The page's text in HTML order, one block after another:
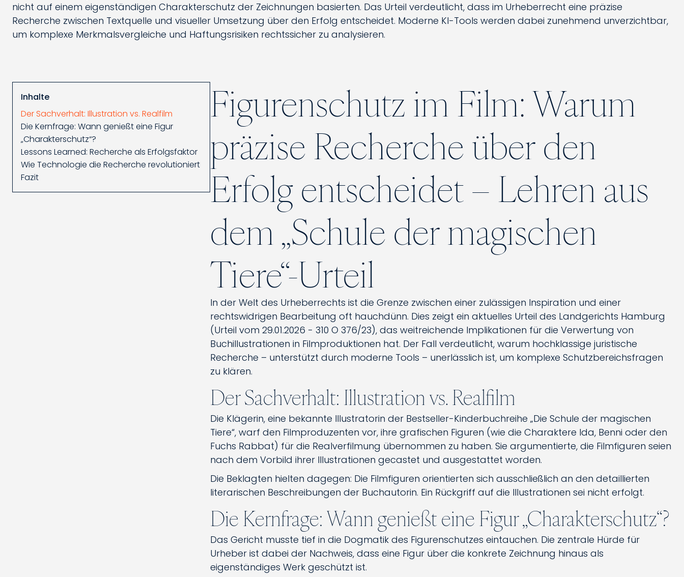
nicht auf einem eigenständigen Charakterschutz der Zeichnungen basierten. Das Urteil verdeutlicht, dass im Urheberrecht eine präzise
Recherche zwischen Textquelle und visueller Umsetzung über den Erfolg entscheidet. Moderne KI-Tools werden dabei zunehmend unverzichtbar,
um komplexe Merkmalsvergleiche und Haftungsrisiken rechtssicher zu analysieren.
Inhalte
Der Sachverhalt: Illustration vs. Realfilm
Die Kernfrage: Wann genießt eine Figur
„Charakterschutz“?
Lessons Learned: Recherche als Erfolgsfaktor
Wie Technologie die Recherche revolutioniert
Fazit
Figurenschutz im Film: Warum
präzise Recherche über den
Erfolg entscheidet – Lehren aus
dem „Schule der magischen
Tiere“-Urteil
In der Welt des Urheberrechts ist die Grenze zwischen einer zulässigen Inspiration und einer
rechtswidrigen Bearbeitung oft hauchdünn. Dies zeigt ein aktuelles Urteil des Landgerichts Hamburg
(Urteil vom 29.01.2026 - 310 O 376/23), das weitreichende Implikationen für die Verwertung von
Buchillustrationen in Filmproduktionen hat. Der Fall verdeutlicht, warum hochklassige juristische
Recherche – unterstützt durch moderne Tools – unerlässlich ist, um komplexe Schutzbereichsfragen
zu klären.
Der Sachverhalt: Illustration vs. Realfilm
Die Klägerin, eine bekannte Illustratorin der Bestseller-Kinderbuchreihe „Die Schule der magischen
Tiere“, warf den Filmproduzenten vor, ihre grafischen Figuren (wie die Charaktere Ida, Benni oder den
Fuchs Rabbat) für die Realverfilmung übernommen zu haben. Sie argumentierte, die Filmfiguren seien
nach dem Vorbild ihrer Illustrationen gecastet und ausgestattet worden.
Die Beklagten hielten dagegen: Die Filmfiguren orientierten sich ausschließlich an den detaillierten
literarischen Beschreibungen der Buchautorin. Ein Rückgriff auf die Illustrationen sei nicht erfolgt.
Die Kernfrage: Wann genießt eine Figur „Charakterschutz“?
Das Gericht musste tief in die Dogmatik des Figurenschutzes eintauchen. Die zentrale Hürde für
Urheber ist dabei der Nachweis, dass eine Figur über die konkrete Zeichnung hinaus als
eigenständiges Werk geschützt ist.